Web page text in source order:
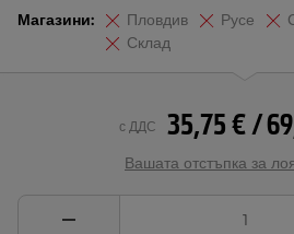
Магазини: Пловдив Русе
Склад
35,75 € /
с ДДС
Вашата отстъпка за